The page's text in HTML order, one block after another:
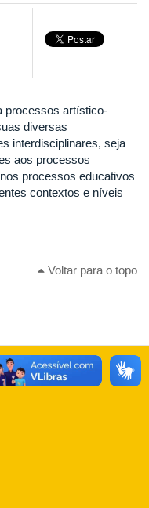
processos artístico-
diversas
interdisciplinares, seja
aos processos
processos educativos
contextos e níveis
Voltar para o topo